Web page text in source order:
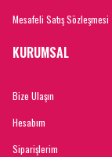
Mesafeli Satış Sözleşmesi
KURUMSAL
Bize Ulaşın
Hesabım
Siparişlerim